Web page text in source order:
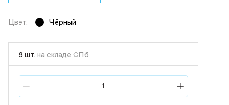
Цвет: Чёрный
8 шт. на складе СПб